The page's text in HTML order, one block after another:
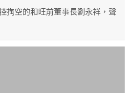
掏空的和旺前董事長劉永祥，聲